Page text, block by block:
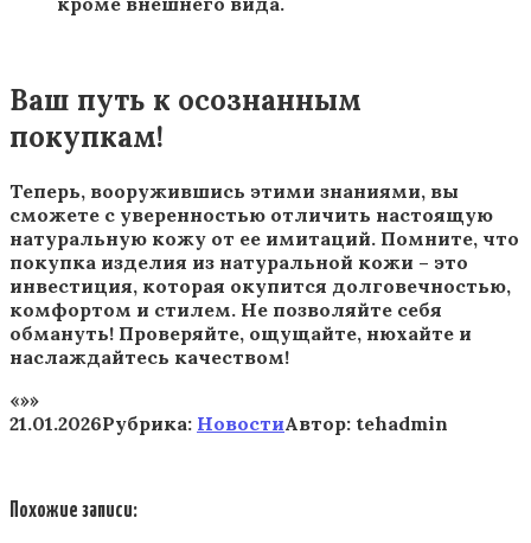
Ваш путь к осознанным
покупкам!
Теперь, вооружившись этими знаниями, вы
сможете с уверенностью отличить настоящую
натуральную кожу от ее имитаций. Помните, что
покупка изделия из натуральной кожи – это
инвестиция, которая окупится долговечностью,
комфортом и стилем. Не позволяйте себя
обмануть! Проверяйте, ощущайте, нюхайте и
наслаждайтесь качеством!
«»»
21.01.2026Рубрика: НовостиАвтор: tehadmin
Похожие записи: